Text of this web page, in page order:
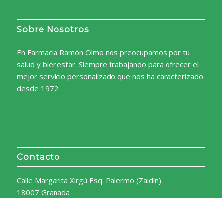
Sobre Nosotros
En Farmacia Ramón Olmo nos preocupamos por tu
salud y bienestar. Siempre trabajando para ofrecer el
mejor servicio personalizado que nos ha caracterizado
desde 1972.
Contacto
Calle Margarita Xirgú Esq. Palermo (Zaidín)
18007 Granada